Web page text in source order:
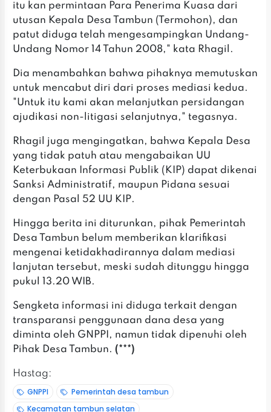
itu kan permintaan Para Penerima Kuasa dari
utusan Kepala Desa Tambun (Termohon), dan
patut diduga telah mengesampingkan Undang-
Undang Nomor 14 Tahun 2008," kata Rhagil.
Dia menambahkan bahwa pihaknya memutuskan
untuk mencabut diri dari proses mediasi kedua.
"Untuk itu kami akan melanjutkan persidangan
ajudikasi non-litigasi selanjutnya," tegasnya.
Rhagil juga mengingatkan, bahwa Kepala Desa
yang tidak patuh atau mengabaikan UU
Keterbukaan Informasi Publik (KIP) dapat dikenai
Sanksi Administratif, maupun Pidana sesuai
dengan Pasal 52 UU KIP.
Hingga berita ini diturunkan, pihak Pemerintah
Desa Tambun belum memberikan klarifikasi
mengenai ketidakhadirannya dalam mediasi
lanjutan tersebut, meski sudah ditunggu hingga
pukul 13.20 WIB.
Sengketa informasi ini diduga terkait dengan
transparansi penggunaan dana desa yang
diminta oleh GNPPI, namun tidak dipenuhi oleh
Pihak Desa Tambun.(***)
Hastag:
GNPPI
Pemerintah desa tambun
Kecamatan tambun selatan